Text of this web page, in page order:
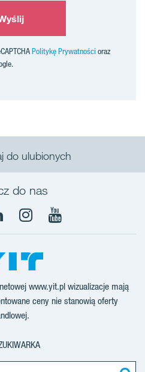
do ulubionych
Politykę Prywatności oraz
do nas
Instagram
YouTube
www.yit.pl wizualizacje mają
ceny nie stanowią oferty